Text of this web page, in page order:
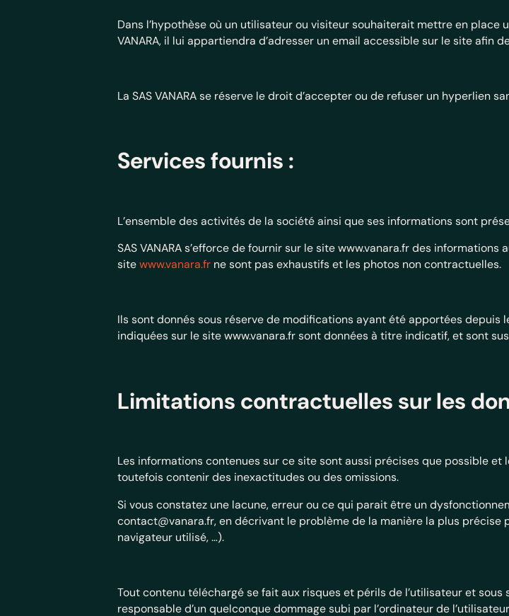
Dans l’hypothèse où un utilisateur ou visiteur souhaiterait mettre en place
VANARA, il lui appartiendra d’adresser un email accessible sur le site afin
La SAS VANARA se réserve le droit d’accepter ou de refuser un hyperlien
Services fournis :
L’ensemble des activités de la société ainsi que ses informations sont
SAS VANARA s’efforce de fournir sur le site www.vanara.fr des
sitewww.vanara.fr ne sont pas exhaustifs et les photos non contractuelles.
Ils sont donnés sous réserve de modifications ayant été apportées depuis
indiquées sur le site www.vanara.fr sont données à titre indicatif, et sont
Limitations contractuelles sur les
Les informations contenues sur ce site sont aussi précises que possible
toutefois contenir des inexactitudes ou des omissions.
Si vous constatez une lacune, erreur ou ce qui parait être un
contact@vanara.fr, en décrivant le problème de la manière la plus
navigateur utilisé, …).
Tout contenu téléchargé se fait aux risques et périls de l’utilisateur et
responsable d’un quelconque dommage subi par l’ordinateur de